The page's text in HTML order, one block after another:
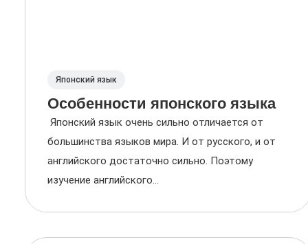
Японский язык
Особенности японского языка
Японский язык очень сильно отличается от
большинства языков мира. И от русского, и от
английского достаточно сильно. Поэтому
изучение английского...